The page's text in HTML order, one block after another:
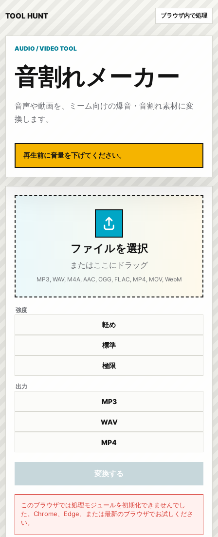
TOOL HUNT ブラウザ内で処理
AUDIO / VIDEO TOOL
音割れメーカー
音声や動画を、ミーム向けの爆音・音割れ素材に変
換します。
再生前に音量を下げてください。
ファイルを選択
またはここにドラッグ
MP3, WAV, M4A, AAC, OGG, FLAC, MP4, MOV, WebM
強度
軽め
標準
極限
出力
MP3
WAV
MP4
変換する
このブラウザでは処理モジュールを初期化できませんでし
た。Chrome、Edge、または最新のブラウザでお試しくださ
い。